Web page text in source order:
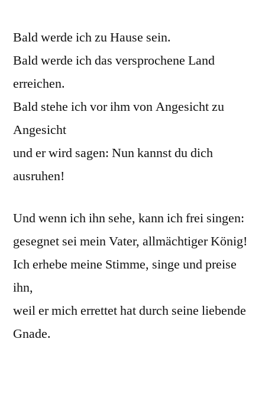
Bald werde ich zu Hause sein.
Bald werde ich das versprochene Land
erreichen.
Bald stehe ich vor ihm von Angesicht zu
Angesicht
und er wird sagen: Nun kannst du dich
ausruhen!
Und wenn ich ihn sehe, kann ich frei singen:
gesegnet sei mein Vater, allmächtiger König!
Ich erhebe meine Stimme, singe und preise
ihn,
weil er mich errettet hat durch seine liebende
Gnade.